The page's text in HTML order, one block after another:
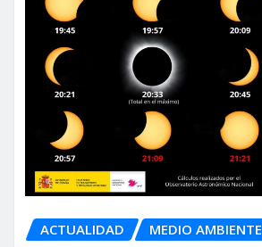
ACTUALIDAD MEDIO AMBIENTE